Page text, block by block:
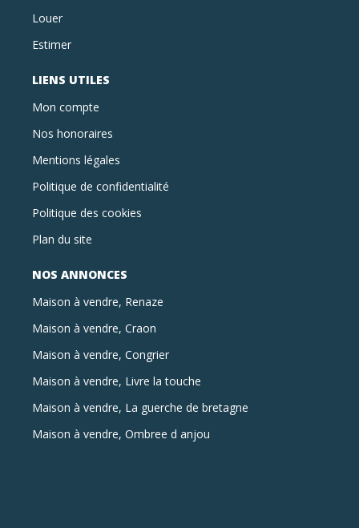
Louer
Estimer
LIENS UTILES
Mon compte
Nos honoraires
Mentions légales
Politique de confidentialité
Politique des cookies
Plan du site
NOS ANNONCES
Maison à vendre, Renaze
Maison à vendre, Craon
Maison à vendre, Congrier
Maison à vendre, Livre la touche
Maison à vendre, La guerche de bretagne
Maison à vendre, Ombree d anjou